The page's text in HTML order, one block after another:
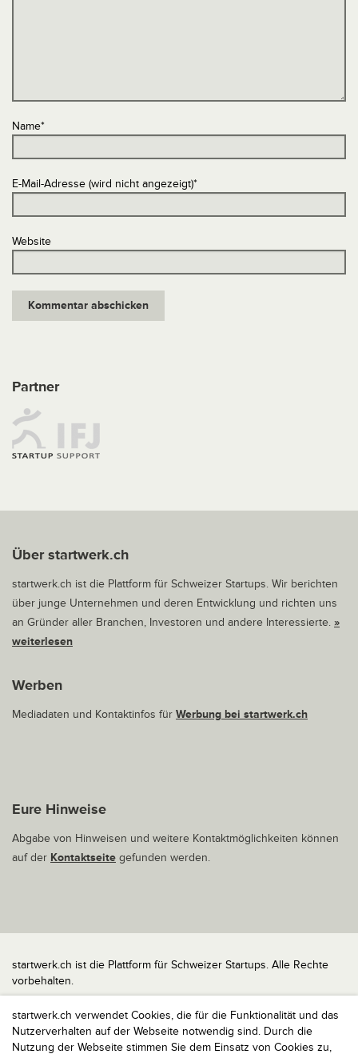
startwerk.ch verwendet Cookies, die für die Funktionalität und das
Nutzerverhalten auf der Webseite notwendig sind. Durch die
Nutzung der Webseite stimmen Sie dem Einsatz von Cookies zu,
Name*
E-Mail-Adresse (wird nicht angezeigt)*
Website
Partner
Über startwerk.ch
startwerk.ch ist die Plattform für Schweizer Startups. Wir berichten
über junge Unternehmen und deren Entwicklung und richten uns
an Gründer aller Branchen, Investoren und andere Interessierte. »
weiterlesen
Werben
Mediadaten und Kontaktinfos für Werbung bei startwerk.ch
Eure Hinweise
Abgabe von Hinweisen und weitere Kontaktmöglichkeiten können
auf der Kontaktseite gefunden werden.
startwerk.ch ist die Plattform für Schweizer Startups. Alle Rechte
vorbehalten.
Impressum
Kontakt
nach oben